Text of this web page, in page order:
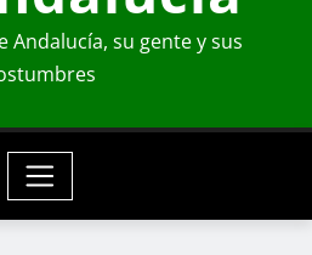
Andalucía, su gente y sus